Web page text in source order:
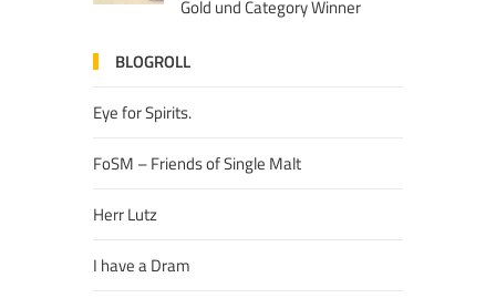
Gold und Category Winner
BLOGROLL
Eye for Spirits.
FoSM – Friends of Single Malt
Herr Lutz
I have a Dram